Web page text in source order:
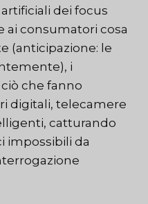
dei focus
ai consumatori cosa
(anticipazione: le
i
che fanno
digitali, telecamere
catturando
impossibili da